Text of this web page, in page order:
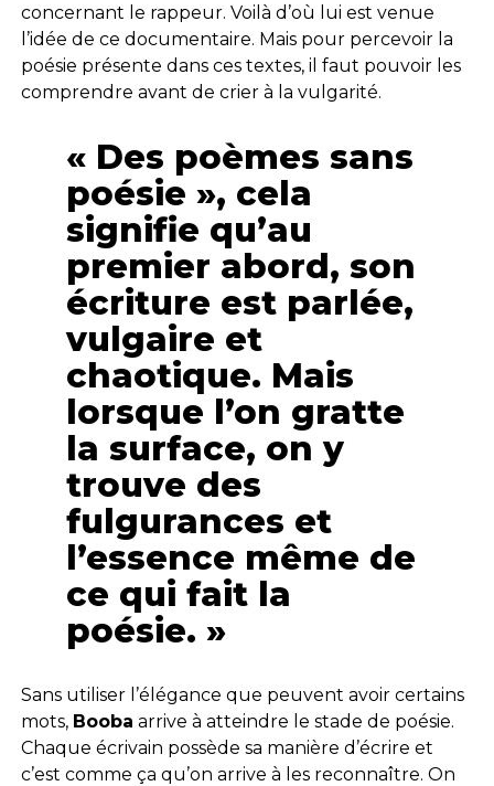
concernant le rappeur. Voilà d’où lui est venue
l’idée de ce documentaire. Mais pour percevoir la
poésie présente dans ces textes, il faut pouvoir les
comprendre avant de crier à la vulgarité.
« Des poèmes sans
poésie », cela
signifie qu’au
premier abord, son
écriture est parlée,
vulgaire et
chaotique. Mais
lorsque l’on gratte
la surface, on y
trouve des
fulgurances et
l’essence même de
ce qui fait la
poésie. »
Sans utiliser l’élégance que peuvent avoir certains
mots, Booba arrive à atteindre le stade de poésie.
Chaque écrivain possède sa manière d’écrire et
c’est comme ça qu’on arrive à les reconnaître. On